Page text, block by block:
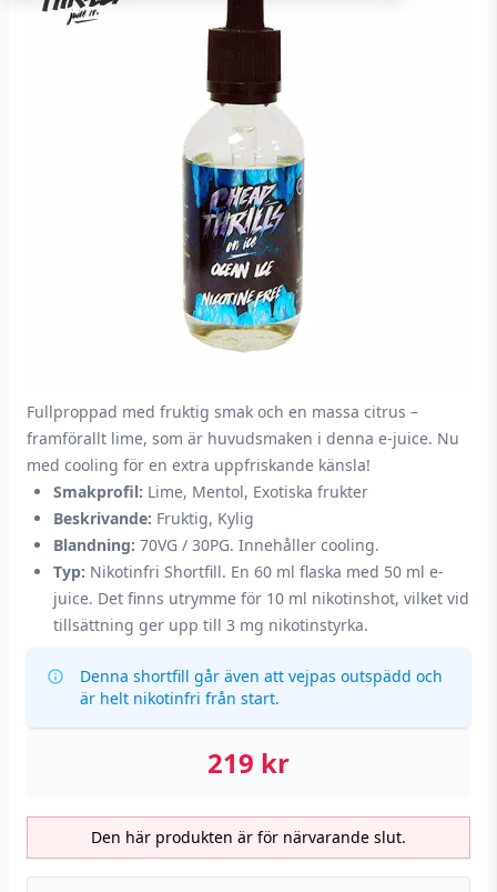
Fullproppad med fruktig smak och en massa citrus –
framförallt lime, som är huvudsmaken i denna e-juice. Nu
med cooling för en extra uppfriskande känsla!
Smakprofil: Lime, Mentol, Exotiska frukter
Beskrivande: Fruktig, Kylig
Blandning: 70VG / 30PG. Innehåller cooling.
Typ: Nikotinfri Shortfill. En 60 ml flaska med 50 ml e-
juice. Det finns utrymme för 10 ml nikotinshot, vilket vid
tillsättning ger upp till 3 mg nikotinstyrka.
Denna shortfill går även att vejpas outspädd och
är helt nikotinfri från start.
219 kr
Den här produkten är för närvarande slut.